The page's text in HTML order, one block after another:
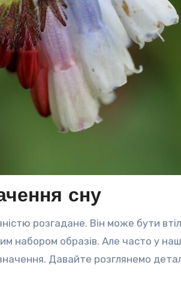
сну
розгадане. Він може бути
набором образів. Але часто у
Давайте розглянемо